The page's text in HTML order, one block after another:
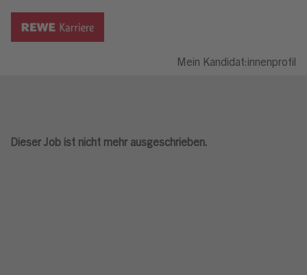
Mein Kandidat:innenprofil
Dieser Job ist nicht mehr ausgeschrieben.